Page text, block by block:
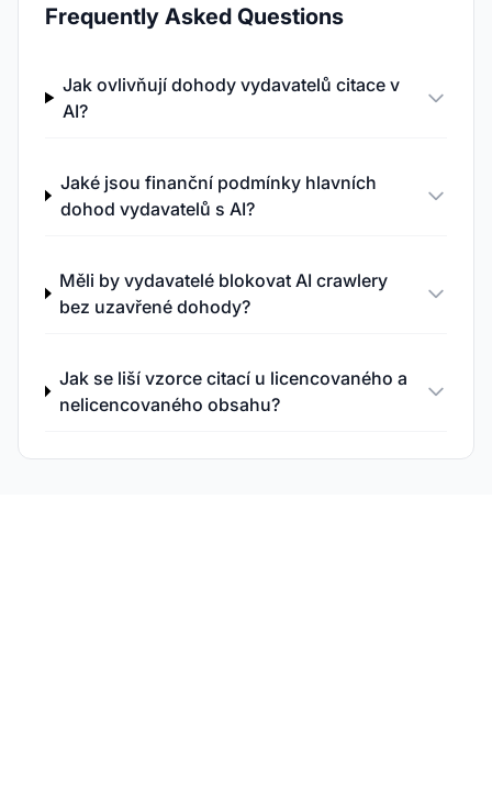
Frequently Asked Questions
Jak ovlivňují dohody vydavatelů citace v
AI?
Jaké jsou finanční podmínky hlavních
dohod vydavatelů s AI?
Měli by vydavatelé blokovat AI crawlery
bez uzavřené dohody?
Jak se liší vzorce citací u licencovaného a
nelicencovaného obsahu?